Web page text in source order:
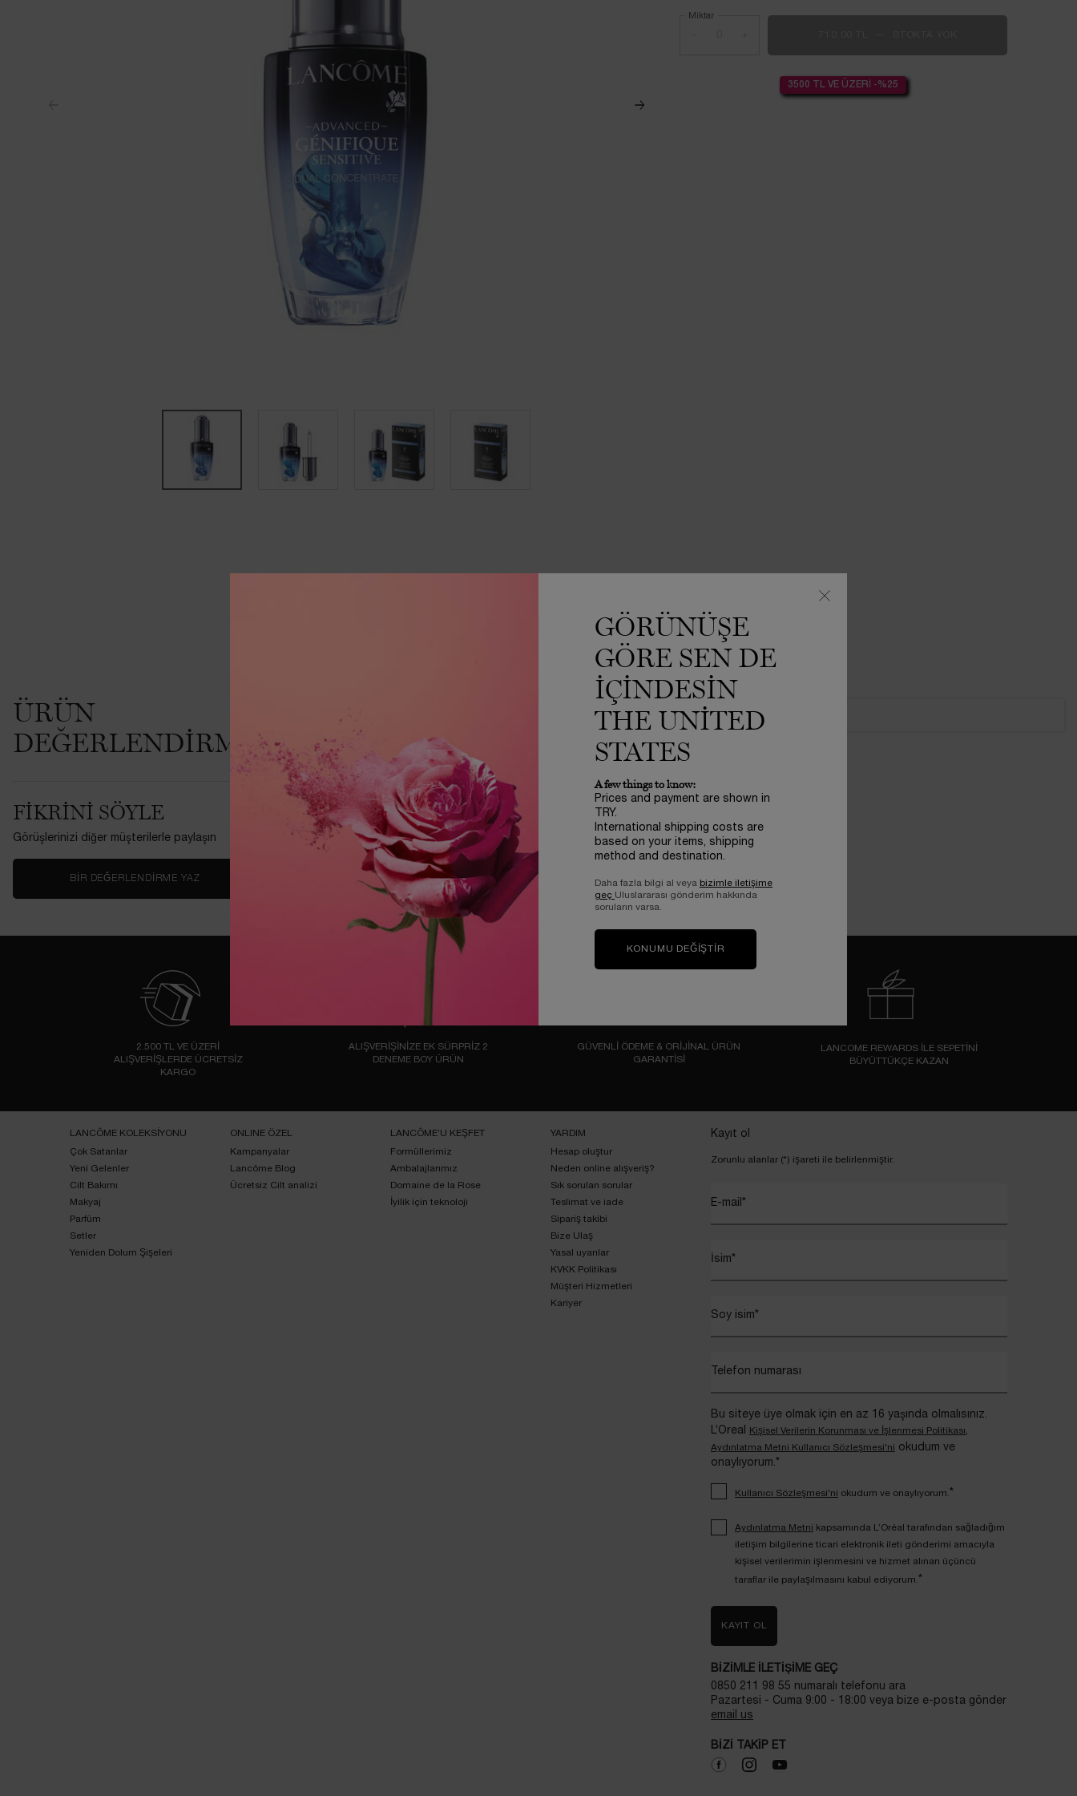
Miktar
3500 TL VE ÜZERİ -%25
ÜRÜN
DEĞERLENDIRMELERI
FIKRINI SÖYLE
Görüşlerinizi diğer müşterilerle paylaşın
BIR DEĞERLENDIRME YAZ
Bu ürünü ilk inceleyen siz olun
2.500 TL VE ÜZERİ
ALIŞVERİŞLERDE ÜCRETSİZ
KARGO
ALIŞVERİŞİNİZE EK SÜRPRİZ 2
DENEME BOY ÜRÜN
GÜVENLİ ÖDEME & ORİJİNAL ÜRÜN
GARANTİSİ
LANCOME REWARDS İLE SEPETİNİ
BÜYÜTTÜKÇE KAZAN
LANCÔME KOLEKSİYONU
Çok Satanlar
Yeni Gelenler
Cilt Bakımı
Makyaj
Parfüm
Setler
Yeniden Dolum Şişeleri
ONLINE ÖZEL
Kampanyalar
Lancôme Blog
Ücretsiz Cilt analizi
LANCÔME’U KEŞFET
Formüllerimiz
Ambalajlarımız
Domaine de la Rose
İyilik için teknoloji
YARDIM
Hesap oluştur
Neden online alışveriş?
Sık sorulan sorular
Teslimat ve iade
Sipariş takibi
Bize Ulaş
Yasal uyarılar
KVKK Politikası
Müşteri Hizmetleri
Kariyer
Kayıt ol
Zorunlu alanlar (*) işareti ile belirlenmiştir.
E-mail *
İsim*
Soy isim*
Telefon numarası
Bu siteye üye olmak için en az 16 yaşında olmalısınız.
L’Oreal
Kişisel Verilerin Korunması ve İşlenmesi Politikası,
Aydınlatma Metni Kullanıcı Sözleşmesi'ni okudum ve
onaylıyorum.*
Kullanıcı Sözleşmesi'ni okudum ve onaylıyorum.*
Aydınlatma Metni kapsamında L’Oréal tarafından sağladığım
iletişim bilgilerine ticari elektronik ileti gönderimi amacıyla
kişisel verilerimin işlenmesini ve hizmet alınan üçüncü
taraflar ile paylaşılmasını kabul ediyorum.*
KAYIT OL
BIZIMLE ILETIŞIME GEÇ
0850 211 98 55 numaralı telefonu ara
Pazartesi - Cuma 9:00 - 18:00 veya bize e-posta gönder
email us
BIZI TAKIP ET
GÖRÜNÜŞE
GÖRE SEN DE
IÇINDESIN
THE UNITED
STATES
A few things to know:
Prices and payment are shown in
TRY.
International shipping costs are
based on your items, shipping
method and destination.
Daha fazla bilgi al veya bizimle iletişime
geç Uluslararası gönderim hakkında
soruların varsa.
KONUMU DEĞIŞTIR